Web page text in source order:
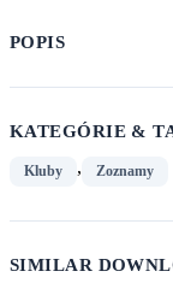
POPIS
KATEGÓRIE &
Kluby , Zoznamy
SIMILAR